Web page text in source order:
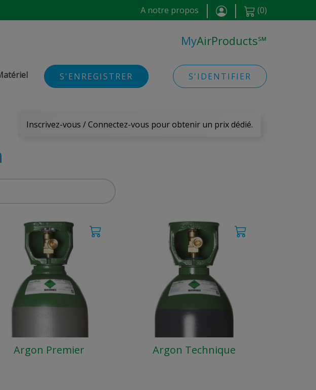
A notre propos (0)
MyAirProducts℠
S'ENREGISTRER S'IDENTIFIER
Inscrivez-vous / Connectez-vous pour obtenir un prix dédié.
Argon Premier Argon Technique